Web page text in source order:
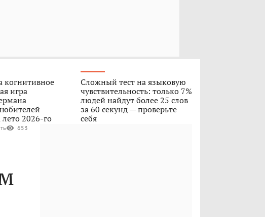
когнитивное
игра
2026-го
Сложный тест на языковую
чувствительность: только 7%
людей найдут более 25 слов
за 60 секунд — проверьте
себя
653